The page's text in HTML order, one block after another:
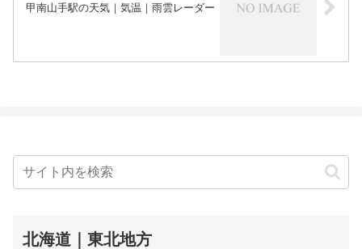
甲南山手駅の天気｜気温｜雨雲レーダー
北海道｜東北地方